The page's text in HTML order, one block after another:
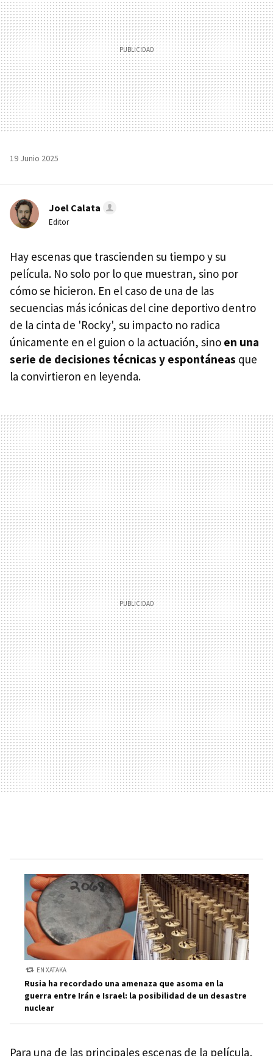
19 Junio 2025
Joel Calata
Editor
Hay escenas que trascienden su tiempo y su
película. No solo por lo que muestran, sino por
cómo se hicieron. En el caso de una de las
secuencias más icónicas del cine deportivo dentro
de la cinta de 'Rocky', su impacto no radica
únicamente en el guion o la actuación, sino en una
serie de decisiones técnicas y espontáneas que
la convirtieron en leyenda.
EN XATAKA
Rusia ha recordado una amenaza que asoma en la
guerra entre Irán e Israel: la posibilidad de un desastre
nuclear
Para una de las principales escenas de la película,